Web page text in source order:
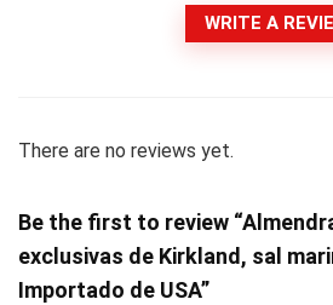
WRITE A
There are no reviews yet.
Be the first to review
exclusivas de Kirkland, sal
Importado de USA”